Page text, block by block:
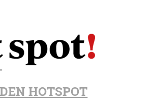
HOTSPOT